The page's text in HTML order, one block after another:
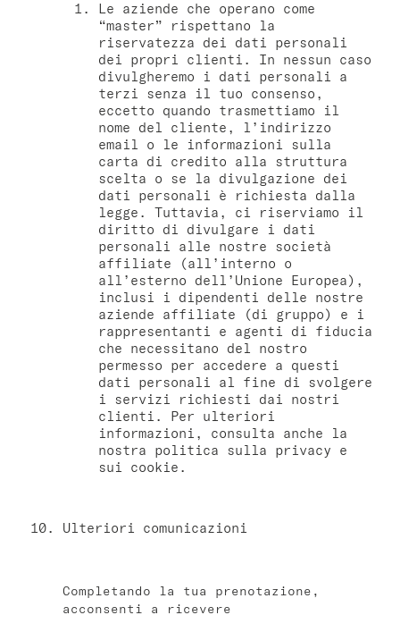
Le aziende che operano come
“master” rispettano la
riservatezza dei dati personali
dei propri clienti. In nessun caso
divulgheremo i dati personali a
terzi senza il tuo consenso,
eccetto quando trasmettiamo il
nome del cliente, l’indirizzo
email o le informazioni sulla
carta di credito alla struttura
scelta o se la divulgazione dei
dati personali è richiesta dalla
legge. Tuttavia, ci riserviamo il
diritto di divulgare i dati
personali alle nostre società
affiliate (all’interno o
all’esterno dell’Unione Europea),
inclusi i dipendenti delle nostre
aziende affiliate (di gruppo) e i
rappresentanti e agenti di fiducia
che necessitano del nostro
permesso per accedere a questi
dati personali al fine di svolgere
i servizi richiesti dai nostri
clienti. Per ulteriori
informazioni, consulta anche la
nostra politica sulla privacy e
sui cookie.
Ulteriori comunicazioni
Completando la tua prenotazione,
acconsenti a ricevere